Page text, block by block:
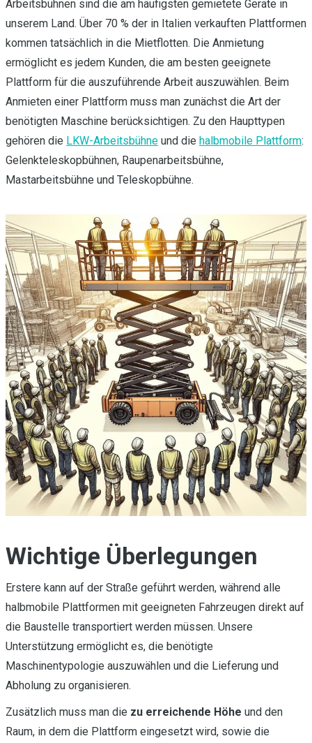
Arbeitsbühnen sind die am häufigsten gemietete Geräte in
unserem Land. Über 70 % der in Italien verkauften Plattformen
kommen tatsächlich in die Mietflotten. Die Anmietung
ermöglicht es jedem Kunden, die am besten geeignete
Plattform für die auszuführende Arbeit auszuwählen. Beim
Anmieten einer Plattform muss man zunächst die Art der
benötigten Maschine berücksichtigen. Zu den Haupttypen
gehören die LKW-Arbeitsbühne und die halbmobile Plattform:
Gelenkteleskopbühnen, Raupenarbeitsbühne,
Mastarbeitsbühne und Teleskopbühne.
Wichtige Überlegungen
Erstere kann auf der Straße geführt werden, während alle
halbmobile Plattformen mit geeigneten Fahrzeugen direkt auf
die Baustelle transportiert werden müssen. Unsere
Unterstützung ermöglicht es, die benötigte
Maschinentypologie auszuwählen und die Lieferung und
Abholung zu organisieren.
Zusätzlich muss man die zu erreichende Höhe und den
Raum, in dem die Plattform eingesetzt wird, sowie die